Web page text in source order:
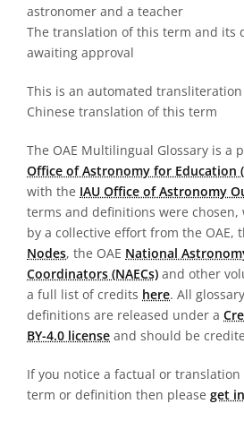
astronomer and a teacher
The translation of this term and its
awaiting approval
This is an automated
Chinese translation of this term
The OAE Multilingual Glossary is a
Office of Astronomy for Education
with the IAU Office of Astronomy
terms and definitions were
by a collective effort from the OAE,
Nodes, the OAE National
Coordinators (NAECs) and other
a full list of credits here. All
definitions are released under a
BY-4.0 license and should be
If you notice a factual or
term or definition then please get